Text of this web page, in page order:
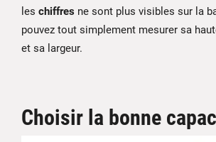
les chiffres ne sont plus visibles sur la
pouvez tout simplement mesurer sa
et sa largeur.
Choisir la bonne